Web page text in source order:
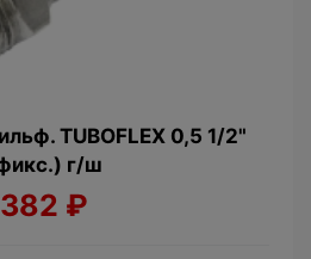
TUBOFLEX 0,5 1/2"
г/ш
382 ₽